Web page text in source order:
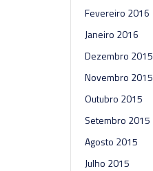
Fevereiro 2016
Janeiro 2016
Dezembro 2015
Novembro 2015
Outubro 2015
Setembro 2015
Agosto 2015
Julho 2015